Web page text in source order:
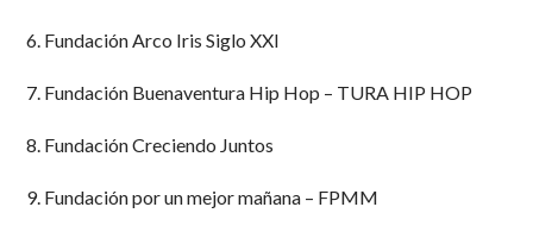
6. Fundación Arco Iris Siglo XXI
7. Fundación Buenaventura Hip Hop – TURA HIP HOP
8. Fundación Creciendo Juntos
9. Fundación por un mejor mañana – FPMM